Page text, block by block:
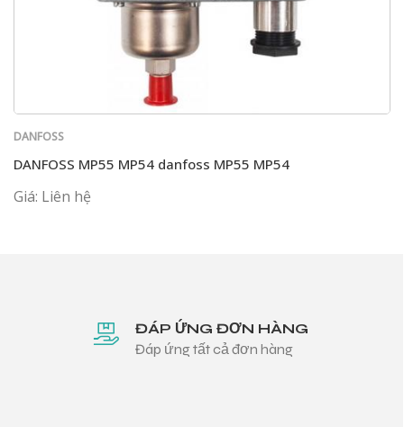
DANFOSS
DANFOSS MP55 MP54 danfoss MP55 MP54
Giá: Liên hệ
ĐÁP ỨNG ĐƠN HÀNG
Đáp ứng tất cả đơn hàng